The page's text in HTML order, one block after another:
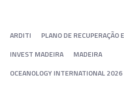
ARDITI
PLANO DE RECUPERAÇÃO
INVEST MADEIRA
MADEIRA
OCEANOLOGY INTERNATIONAL 2026